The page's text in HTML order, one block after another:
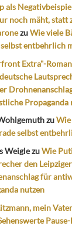
als
noch mäht, statt
zuWie viele
entbehrlich
Extra"-
Propaganda
zu
selbst
WeiglezuWie
den Leipziger
für
nutzen
mein